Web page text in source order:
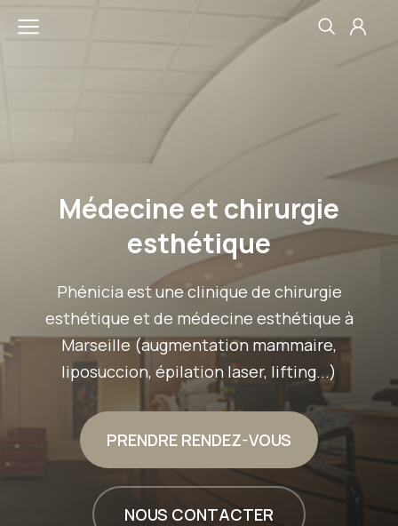
Médecine et chirurgie
esthétique
Phénicia est une clinique de chirurgie
esthétique et de médecine esthétique à
Marseille (augmentation mammaire,
liposuccion, épilation laser, lifting...)
PRENDRE RENDEZ-VOUS
NOUS CONTACTER